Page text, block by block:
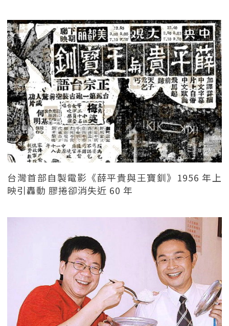
台灣首部自製電影《薛平貴與王寶釧》1956 年上
映引轟動 膠捲卻消失近 60 年